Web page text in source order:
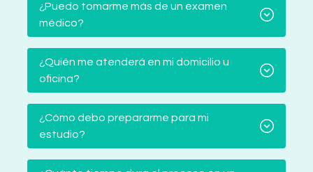
¿Puedo tomarme más de un examen
médico?
¿Quién me atenderá en mi domicilio u
oficina?
¿Cómo debo prepararme para mi
estudio?